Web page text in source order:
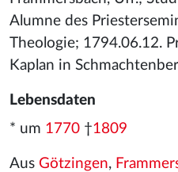
Alumne des
Theologie; 1794.06.12.
Kaplan in
Lebensdaten
* um 1770 †1809
Aus Götzingen,